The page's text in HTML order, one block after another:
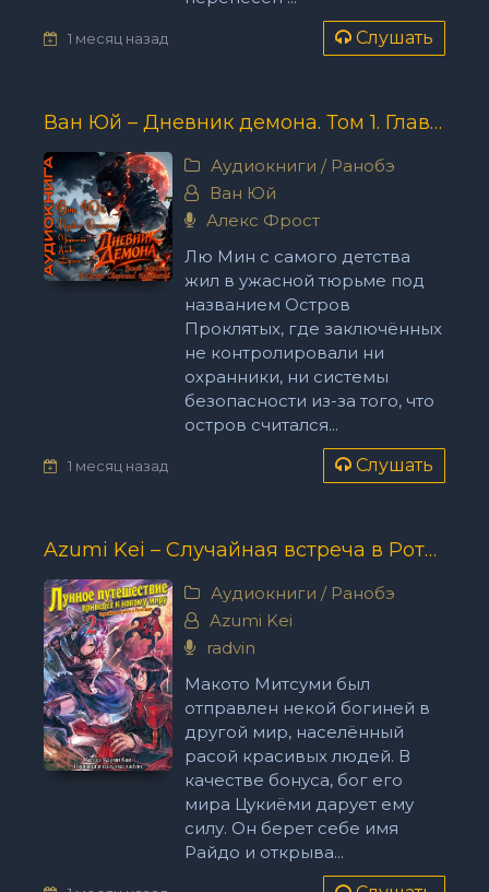
1 месяц назад Слушать
Ван Юй – Дневник демона. Том 1. Главы 90-112.
Аудиокниги / Ранобэ
Ван Юй
Алекс Фрост
Лю Мин с самого детства
жил в ужасной тюрьме под
названием Остров
Проклятых, где заключённых
не контролировали ни
охранники, ни системы
безопасности из-за того, что
остров считался...
1 месяц назад Слушать
Azumi Kei – Случайная встреча в Ротсгарде
Аудиокниги / Ранобэ
Azumi Kei
radvin
Макото Митсуми был
отправлен некой богиней в
другой мир, населённый
расой красивых людей. В
качестве бонуса, бог его
мира Цукиёми дарует ему
силу. Он берет себе имя
Райдо и открыва...